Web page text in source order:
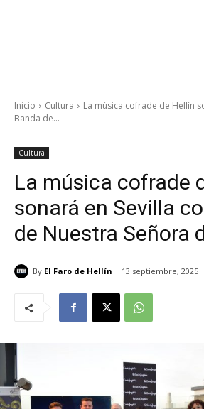
Inicio Cultura
La música cofrade de Hellín
Banda de...
Cultura
La música cofrade
sonará en Sevilla
de Nuestra Señora
By El Faro de Hellín 13 septiembre, 2025